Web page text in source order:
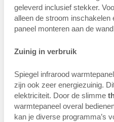
geleverd inclusief stekker.
alleen de stroom inschakelen
paneel monteren aan de
Zuinig in verbruik
Spiegel infrarood
zijn ook zeer energiezuinig.
elektriciteit. Door de slimme
warmtepaneel overal
kan je diverse programma’s